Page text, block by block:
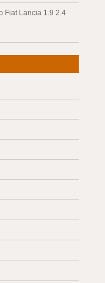
Fiat Lancia 1.9 2.4